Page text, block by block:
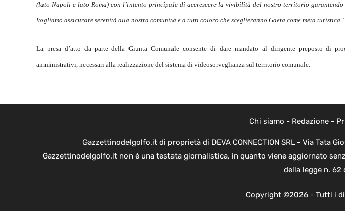
(lato Napoli e lato Roma) con l’intento principale di accrescere la vivibilità del nostro territorio garantendo
Vogliamo assicurare serenità alla nostra comunità e a tutti coloro che sceglieranno Gaeta come meta turistica”.
La presa d’atto da parte della Giunta Comunale consente di dare mandato al dirigente preposto di
amministrativi, necessari alla realizzazione del sistema di videosorveglianza sul territorio comunale.
Chi siamo - Redazione-
Gazzettinodelgolfo.it di proprietà di DEVA CONNECTION SRL - Via Tata
Gazzettinodelgolfo.it non è una testata giornalistica, in quanto viene aggiornato
della legge n. 62
Copyright ©2026 - Tutti i